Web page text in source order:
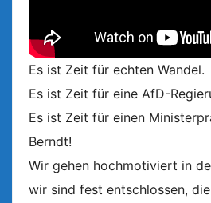
Es ist Zeit für echten Wandel.
Es ist Zeit für eine AfD-
Es ist Zeit für einen
Berndt!
Wir gehen hochmotiviert in
wir sind fest entschlossen,